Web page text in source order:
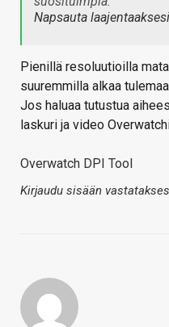
Napsauta
Pienillä resoluutioilla
suuremmilla alkaa
Jos haluaa tutustua
laskuri ja video
Overwatch DPI Tool
Kirjaudu sisään